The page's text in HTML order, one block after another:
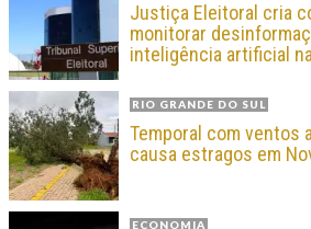
Justiça Eleitoral cria
monitorar
inteligência artificial
RIO GRANDE DO SUL
Temporal com ventos
causa estragos em
ECONOMIA